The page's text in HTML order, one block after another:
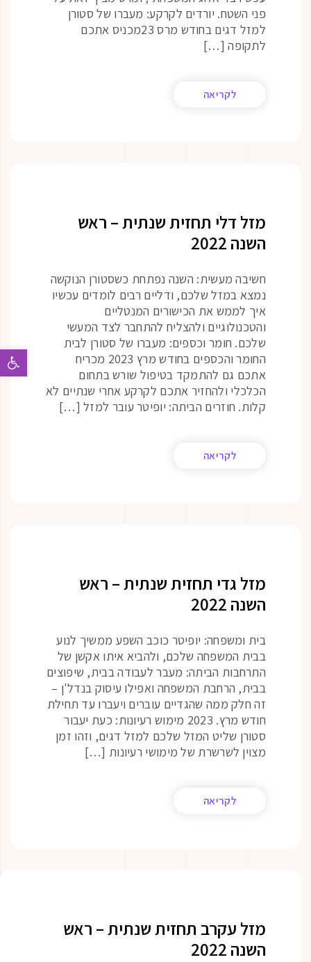
פני השטח. יורדים לקרקע: מעברו של סטורן
למזל דגים בחודש מרס 23מכניס אתכם
לתקופה […]
לקריאה
מזל דלי תחזית שנתית – ראש
השנה 2022
חשיבה מעשית: השנה נפתחת כשסטורן הנוקשה
נמצא במזל שלכם, ודליים רבים לומדים עכשיו
איך לממש את הכישורים המנטליים
והטכנולוגיים ולהצליח להתחבר לצד המעשי
שלכם. חומר וכספים: מעברו של סטורן לבית
החומר והכספים בחודש מרץ 2023 מכריח
אתכם גם להתמקד בטיפול שורש בתחום
הכלכלי ולהחזיר אתכם לקרקע אחרי שנתיים לא
קלות. חוזרים הביתה: יופיטר עובר למזל […]
לקריאה
מזל גדי תחזית שנתית – ראש
השנה 2022
בית ומשפחה: יופיטר כוכב השפע ממשיך לנוע
בבית המשפחה שלכם, ולהביא איתו אקשן של
התרחבות הביתה: מעבר לעבודה בבית, שיפוצים
בבית, הרחבת המשפחה ואפילו עיסוק בנדל'ן –
זה חלק ממה שהגדיים עוברים ויעברו עד תחילת
חודש מרץ. 2023 מימוש רעיונות: כעת יעבור
סטורן שליט המזל שלכם למזל דגים, וזהו זמן
מצוין לשרשרת של מימושי רעיונות […]
לקריאה
מזל עקרב תחזית שנתית – ראש
השנה 2022